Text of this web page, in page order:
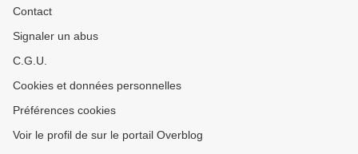
Contact
Signaler un abus
C.G.U.
Cookies et données personnelles
Préférences cookies
Voir le profil de sur le portail Overblog